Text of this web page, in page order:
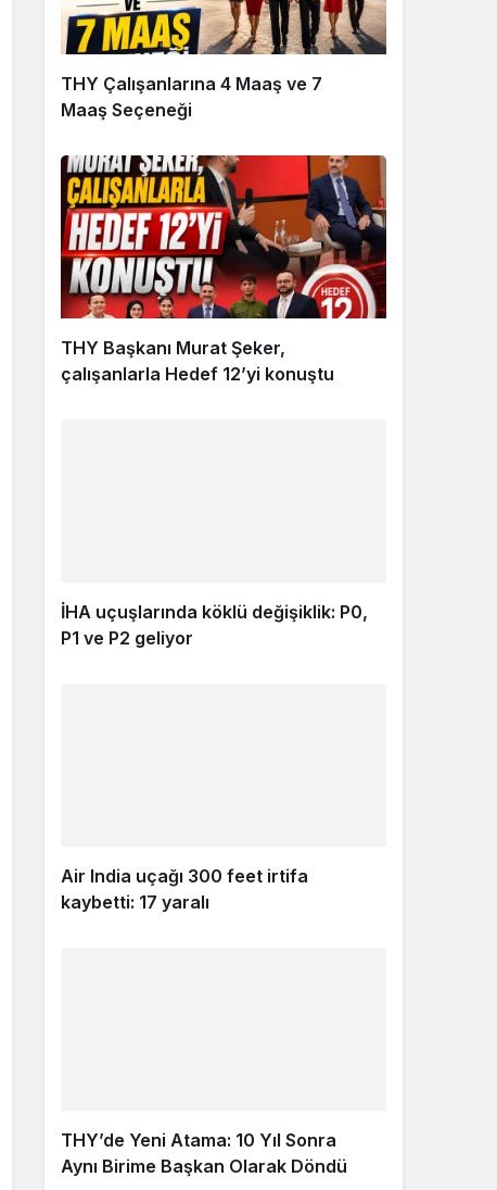
THY Çalışanlarına 4 Maaş ve 7
Maaş Seçeneği
THY Başkanı Murat Şeker,
çalışanlarla Hedef 12’yi konuştu
İHA uçuşlarında köklü değişiklik: P0,
P1 ve P2 geliyor
Air India uçağı 300 feet irtifa
kaybetti: 17 yaralı
THY’de Yeni Atama: 10 Yıl Sonra
Aynı Birime Başkan Olarak Döndü